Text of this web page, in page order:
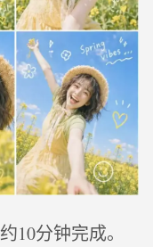
10分钟完成。